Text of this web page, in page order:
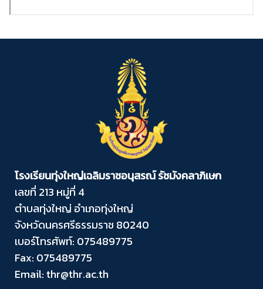
โรงเรียนทุ่งใหญ่เฉลิมราชอนุสรณ์ รัชมังคลาภิเษก
เลขที่ 213 หมู่ที่ 4
ตำบลทุ่งใหญ่ อำเภอทุ่งใหญ่
จังหวัดนครศรีธรรมราช 80240
เบอร์โทรศัพท์: 075489775
Fax: 075489775
Email: thr@thr.ac.th